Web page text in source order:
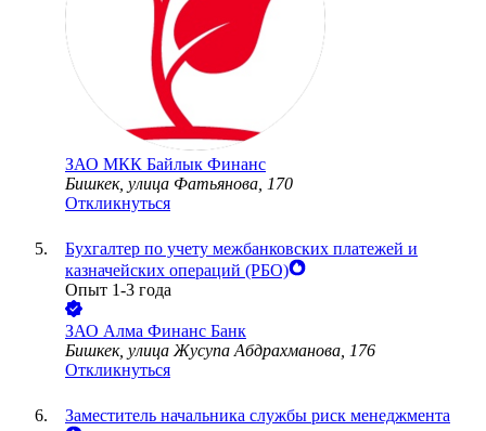
ЗАО МКК Байлык Финанс
Бишкек, улица Фатьянова, 170
Откликнуться
Бухгалтер по учету межбанковских платежей и
казначейских операций (РБО)
Опыт 1-3 года
ЗАО Алма Финанс Банк
Бишкек, улица Жусупа Абдрахманова, 176
Откликнуться
Заместитель начальника службы риск менеджмента